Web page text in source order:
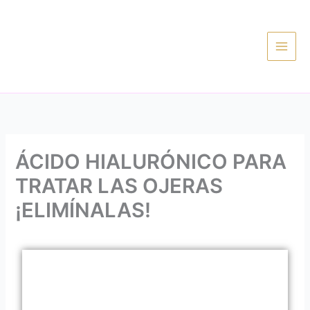
ÁCIDO HIALURÓNICO PARA
TRATAR LAS OJERAS
¡ELIMÍNALAS!